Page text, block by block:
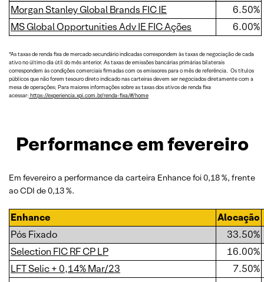
Morgan Stanley Global Brands FIC IE
6.50%
MS Global Opportunities Adv IE FIC Ações
6.00%
*As taxas de renda fixa de mercado secundário indicadas correspondem às taxas de negociação de cada
ativo no último dia útil do mês anterior. As taxas de emissões bancárias primárias bilaterais
correspondem às condições comerciais firmadas com os emissores para o mês de referência. Os títulos
públicos que não forem tesouro direto indicado nas carteiras devem ser negociados diretamente com a
mesa de operações; Para maiores informações sobre as taxas dos ativos de renda fixa
acessar: https://experiencia.xpi.com.br/renda-fixa/#/home
Performance em fevereiro
Em fevereiro a performance da carteira Enhance foi 0,18 %, frente
ao CDI de 0,13 %.
Enhance
Alocação
Pós Fixado
33.50%
Selection FIC RF CP LP
16.00%
LFT Selic + 0,14% Mar/23
7.50%